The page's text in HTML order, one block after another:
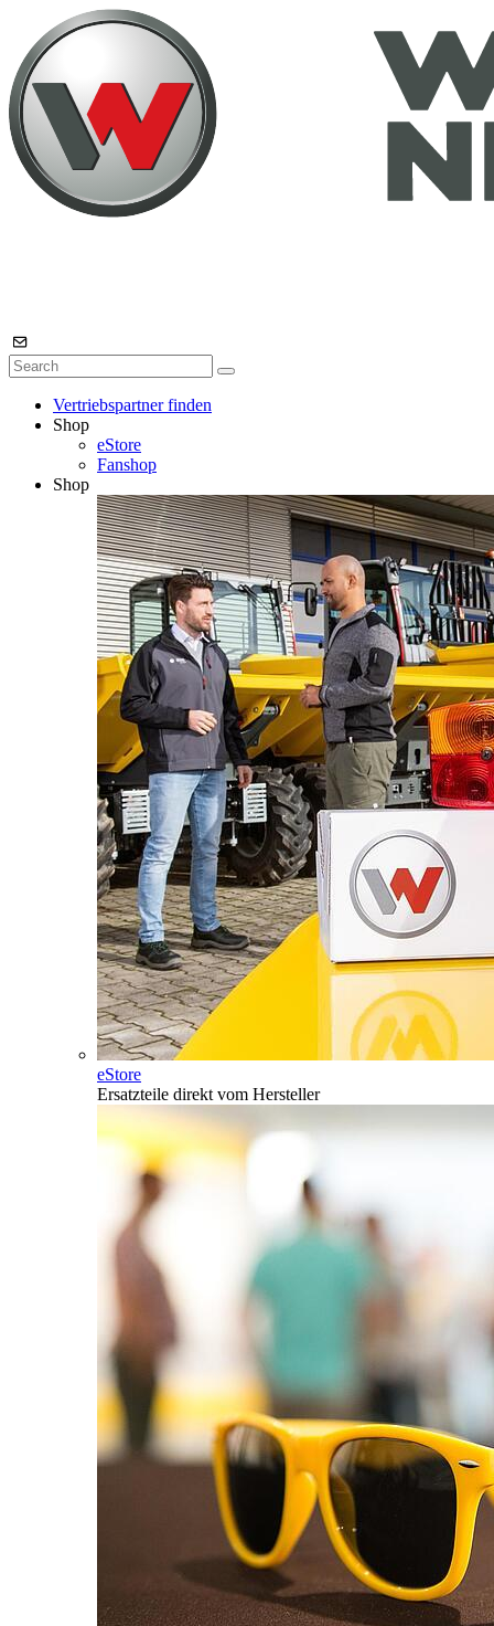
Vertriebspartner finden
Shop
eStore
Fanshop
Shop
eStore
Ersatzteile direkt vom Hersteller